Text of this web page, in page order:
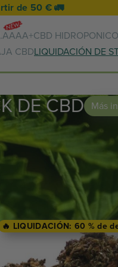
de 50 € 🚛
AAAA+CBD HIDROPONICO
CBDLIQUIDACIÓN DE
DE CBD Más
🔥 LIQUIDACIÓN: 60 % de